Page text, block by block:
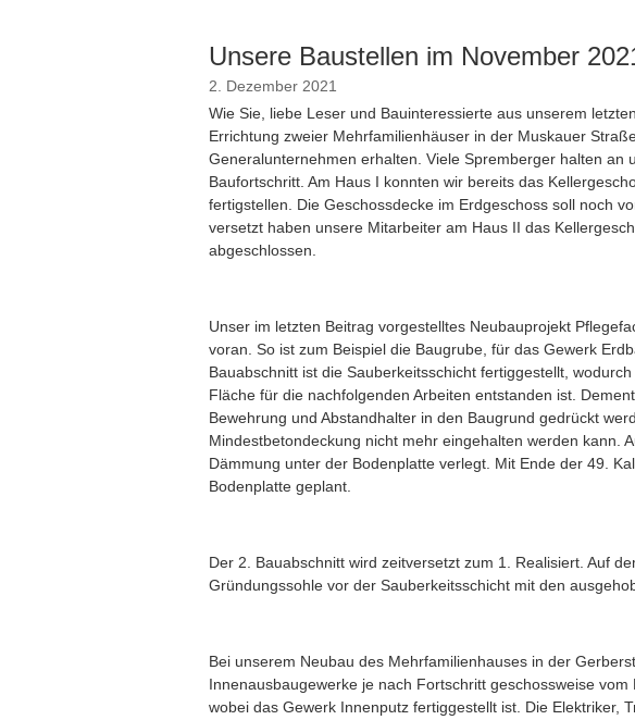
Unsere Baustellen im November
2. Dezember 2021
Wie Sie, liebe Leser und Bauinteressierte aus unserem
Errichtung zweier Mehrfamilienhäuser in der Muskauer
Generalunternehmen erhalten. Viele Spremberger halten an
Baufortschritt. Am Haus I konnten wir bereits das
fertigstellen. Die Geschossdecke im Erdgeschoss soll noch
versetzt haben unsere Mitarbeiter am Haus II das
abgeschlossen.
Unser im letzten Beitrag vorgestelltes Neubauprojekt
voran. So ist zum Beispiel die Baugrube, für das Gewerk
Bauabschnitt ist die Sauberkeitsschicht fertiggestellt,
Fläche für die nachfolgenden Arbeiten entstanden ist.
Bewehrung und Abstandhalter in den Baugrund gedrückt
Mindestbetondeckung nicht mehr eingehalten werden kann.
Dämmung unter der Bodenplatte verlegt. Mit Ende der 49.
Bodenplatte geplant.
Der 2. Bauabschnitt wird zeitversetzt zum 1. Realisiert. Auf
Gründungssohle vor der Sauberkeitsschicht mit den
Bei unserem Neubau des Mehrfamilienhauses in der
Innenausbaugewerke je nach Fortschritt geschossweise
wobei das Gewerk Innenputz fertiggestellt ist. Die Elektriker,